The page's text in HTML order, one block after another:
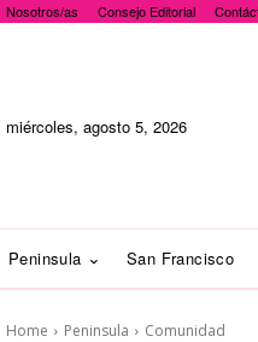
Nosotros/as Consejo Editorial
miércoles, agosto 5, 2026
Peninsula San Francisco
Home Peninsula Comunidad